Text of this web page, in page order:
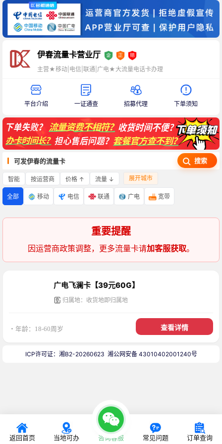
伊春流量卡营业厅
主营★移动|电信|联通|广电★大流量电话卡办理
平台介绍 一证通查 招募代理 下单须知
可发伊春的流量卡 搜索
智能 按运营商 价格 ↑ 流量 ↓ 展开城市
全部 移动 电信 联通 广电 宽带
重要提醒
因运营商政策调整，更多流量卡请加客服获取。
广电飞澜卡【39元60G】
归属地：收货地即归属地
・年龄：18-60周岁 查看详情
返回首页 当地可办 咨询客服 常见问题 订单查询
ICP许可证：湘B2-20260623 湘公网安备 43010402001240号